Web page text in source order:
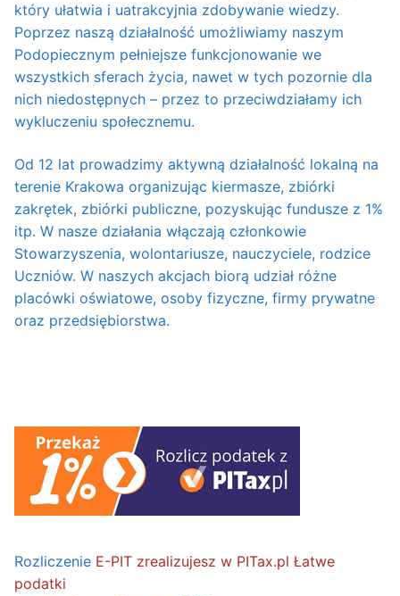
który ułatwia i uatrakcyjnia zdobywanie wiedzy.
Poprzez naszą działalność umożliwiamy naszym
Podopiecznym pełniejsze funkcjonowanie we
wszystkich sferach życia, nawet w tych pozornie dla
nich niedostępnych – przez to przeciwdziałamy ich
wykluczeniu społecznemu.
Od 12 lat prowadzimy aktywną działalność lokalną na
terenie Krakowa organizując kiermasze, zbiórki
zakrętek, zbiórki publiczne, pozyskując fundusze z 1%
itp. W nasze działania włączają członkowie
Stowarzyszenia, wolontariusze, nauczyciele, rodzice
Uczniów. W naszych akcjach biorą udział różne
placówki oświatowe, osoby fizyczne, firmy prywatne
oraz przedsiębiorstwa.
Rozliczenie E-PIT zrealizujesz w PITax.pl Łatwe
podatki